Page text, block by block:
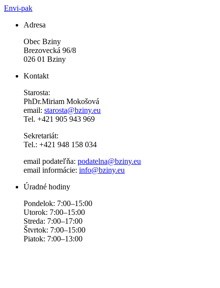
Envi-pak
Adresa
Obec Bziny
Brezovecká 96/8
026 01 Bziny
Kontakt
Starosta:
PhDr.Miriam Mokošová
email: starosta@bziny.eu
Tel. +421 905 943 969
Sekretariát:
Tel.: +421 948 158 034
email podateľňa: podatelna@bziny.eu
email informácie: info@bziny.eu
Úradné hodiny
Pondelok: 7:00–15:00
Utorok: 7:00–15:00
Streda: 7:00–17:00
Štvrtok: 7:00–15:00
Piatok: 7:00–13:00